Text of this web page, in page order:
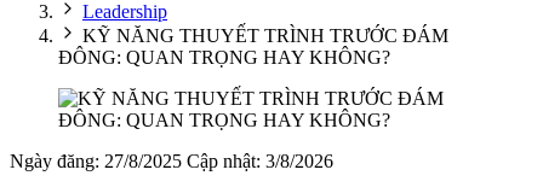
Leadership
KỸ NĂNG THUYẾT TRÌNH TRƯỚC ĐÁM
ĐÔNG: QUAN TRỌNG HAY KHÔNG?
Ngày đăng: 27/8/2025 Cập nhật: 3/8/2026